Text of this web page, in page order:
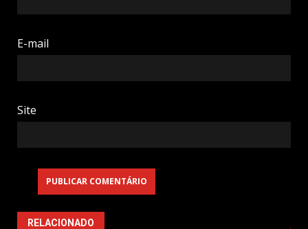
E-mail
Site
RELACIONADO